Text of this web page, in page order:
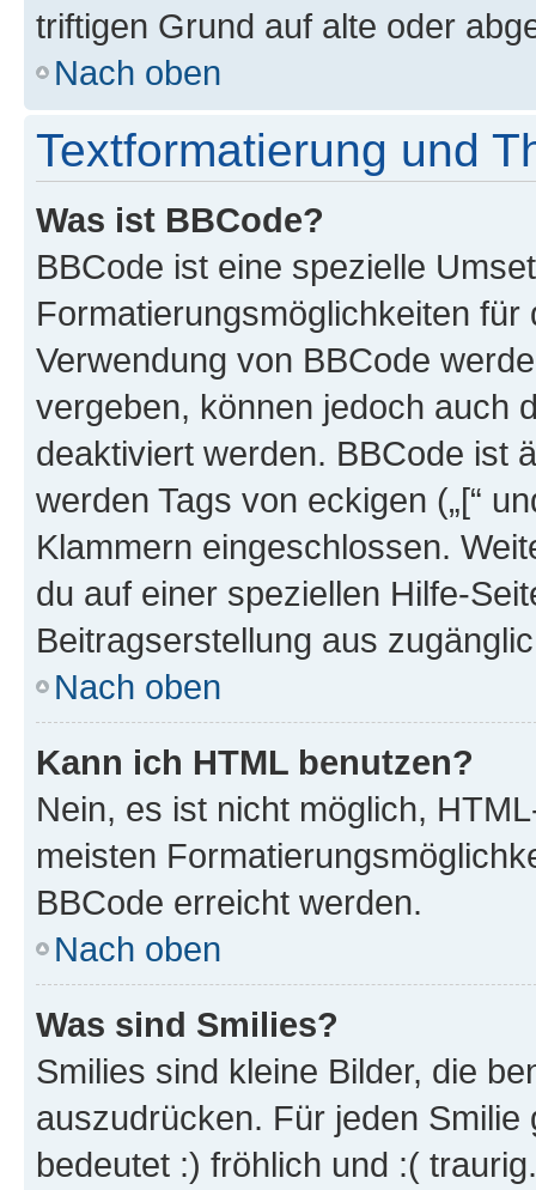
triftigen Grund auf alte oder
Nach oben
Textformatierung und
Was ist BBCode?
BBCode ist eine spezielle
Formatierungsmöglichkeiten
Verwendung von BBCode
vergeben, können jedoch auch
deaktiviert werden. BBCode ist
werden Tags von eckigen („[“
Klammern eingeschlossen.
du auf einer speziellen Hilfe-
Beitragserstellung aus
Nach oben
Kann ich HTML benutzen?
Nein, es ist nicht möglich,
meisten
BBCode erreicht werden.
Nach oben
Was sind Smilies?
Smilies sind kleine Bilder, die
auszudrücken. Für jeden
bedeutet :) fröhlich und :(